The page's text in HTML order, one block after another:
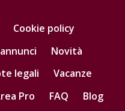
Cookie policy
Novità
legali
Vacanze
Pro FAQ
Blog